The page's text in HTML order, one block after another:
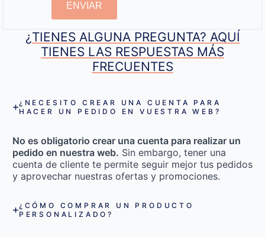
ENVIAR
¿TIENES ALGUNA PREGUNTA? AQUÍ
TIENES LAS RESPUESTAS MÁS
FRECUENTES
¿NECESITO CREAR UNA CUENTA PARA
HACER UN PEDIDO EN VUESTRA WEB?
No es obligatorio crear una cuenta para realizar un
pedido en nuestra web. Sin embargo, tener una
cuenta de cliente te permite seguir mejor tus pedidos
y aprovechar nuestras ofertas y promociones.
¿CÓMO COMPRAR UN PRODUCTO
PERSONALIZADO?